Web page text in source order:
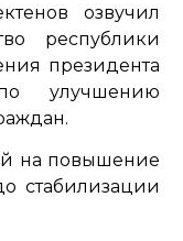
озвучил
республики
президента
улучшению
на повышение
стабилизации